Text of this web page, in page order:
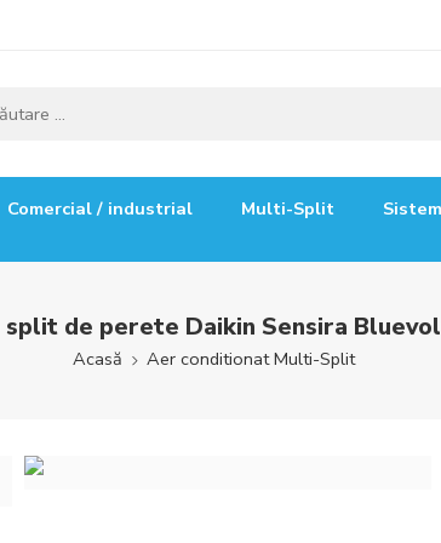
Comercial / industrial Multi-Split
de perete Daikin Sensira
Acasă Aer conditionat Multi-Split